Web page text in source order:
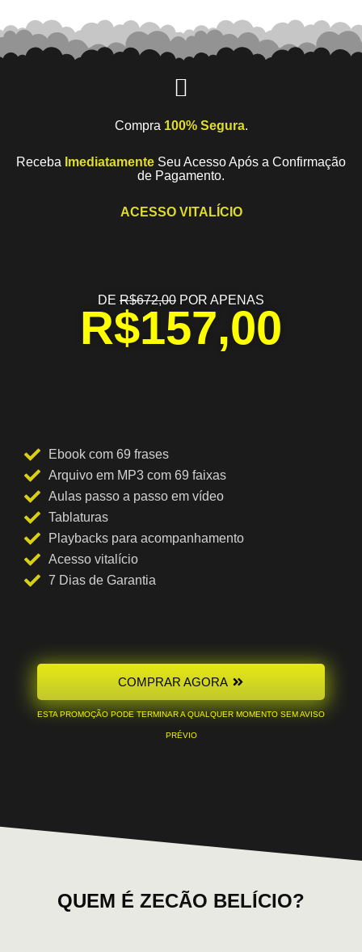
Compra 100% Segura.
Receba Imediatamente Seu Acesso Após a Confirmação
de Pagamento.
ACESSO VITALÍCIO
DE R$672,00 POR APENAS
R$157,00
Ebook com 69 frases
Arquivo em MP3 com 69 faixas
Aulas passo a passo em vídeo
Tablaturas
Playbacks para acompanhamento
Acesso vitalício
7 Dias de Garantia
COMPRAR AGORA
ESTA PROMOÇÃO PODE TERMINAR A QUALQUER MOMENTO SEM AVISO
PRÉVIO
QUEM É ZECÃO BELÍCIO?